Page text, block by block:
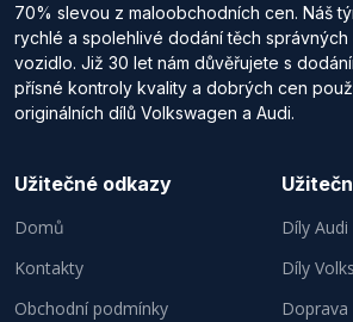
70% slevou z maloobchodních cen. Náš
rychlé a spolehlivé dodání těch správných
vozidlo. Již 30 let nám důvěřujete s
přísné kontroly kvality a dobrých cen
originálních dílů Volkswagen a Audi.
Užitečné odkazy
Domů
Kontakty
Obchodní podmínky
Díly Audi
Díly
Doprava